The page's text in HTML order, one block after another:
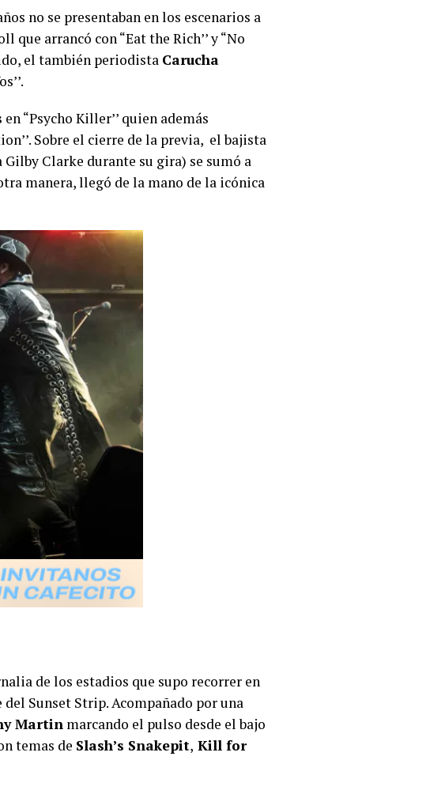
no se presentaban en los escenarios a
que arrancó con “Eat the Rich’’ y “No
el también periodista Carucha
en “Psycho Killer’’ quien además
Sobre el cierre de la previa, el bajista
Clarke durante su gira) se sumó a
manera, llegó de la mano de la icónica
de los estadios que supo recorrer en
Sunset Strip. Acompañado por una
Martin marcando el pulso desde el bajo
temas de Slash’s Snakepit, Kill for